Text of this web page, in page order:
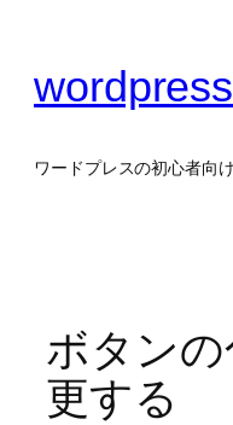
ワードプレスの初心者向
ボタン
更する